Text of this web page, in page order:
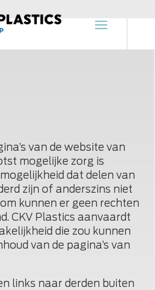
van de website van
mogelijke zorg is
dat delen van
zijn of anderszins niet
kunnen er geen rechten
CKV Plastics aanvaardt
die zou kunnen
van de pagina’s van
links naar derden buiten